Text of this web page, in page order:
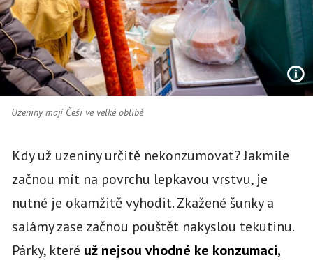
Uzeniny mají Češi ve velké oblibě
Kdy už uzeniny určitě nekonzumovat? Jakmile
začnou mít na povrchu lepkavou vrstvu, je
nutné je okamžitě vyhodit. Zkažené šunky a
salámy zase začnou pouštět nakyslou tekutinu.
Párky, které už nejsou vhodné ke konzumaci,